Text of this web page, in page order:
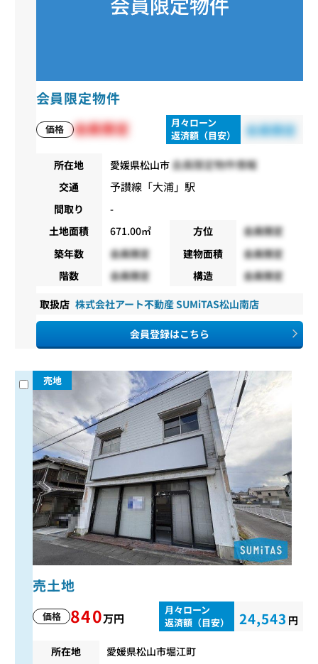
会員限定物件
価格 会員限定
月々ローン
返済額（目安）
会員限定
所在地 愛媛県松山市会員限定物件情報
交通 予讃線「大浦」駅
間取り
-
土地面積
671.00㎡ 方位
会員限定
築年数
会員限定 建物面積
会員限定
階数
会員限定 構造 会員限定
取扱店 株式会社アート不動産 SUMiTAS松山南店
会員登録はこちら
売地
売土地
価格 840万円
月々ローン
返済額（目安）
24,543 円
所在地 愛媛県松山市堀江町